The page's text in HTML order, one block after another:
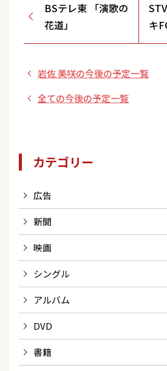
BSテレ東 「演歌の
花道」
キ
『
祭』
岩佐 美咲の今後の予定一覧
全ての今後の予定一覧
カテゴリー
広告
新聞
映画
シングル
アルバム
DVD
書籍